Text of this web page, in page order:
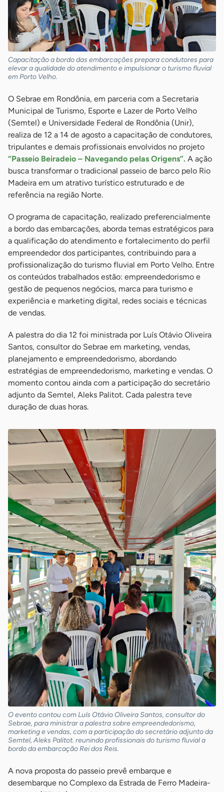
Capacitação a bordo das embarcações prepara condutores para
elevar a qualidade do atendimento e impulsionar o turismo fluvial
em Porto Velho.
O Sebrae em Rondônia, em parceria com a Secretaria
Municipal de Turismo, Esporte e Lazer de Porto Velho
(Semtel) e Universidade Federal de Rondônia (Unir),
realiza de 12 a 14 de agosto a capacitação de condutores,
tripulantes e demais profissionais envolvidos no projeto
“Passeio Beiradeio – Navegando pelas Origens”. A ação
busca transformar o tradicional passeio de barco pelo Rio
Madeira em um atrativo turístico estruturado e de
referência na região Norte.
O programa de capacitação, realizado preferencialmente
a bordo das embarcações, aborda temas estratégicos para
a qualificação do atendimento e fortalecimento do perfil
empreendedor dos participantes, contribuindo para a
profissionalização do turismo fluvial em Porto Velho. Entre
os conteúdos trabalhados estão: empreendedorismo e
gestão de pequenos negócios, marca para turismo e
experiência e marketing digital, redes sociais e técnicas
de vendas.
A palestra do dia 12 foi ministrada por Luís Otávio Oliveira
Santos, consultor do Sebrae em marketing, vendas,
planejamento e empreendedorismo, abordando
estratégias de empreendedorismo, marketing e vendas. O
momento contou ainda com a participação do secretário
adjunto da Semtel, Aleks Palitot. Cada palestra teve
duração de duas horas.
O evento contou com Luís Otávio Oliveira Santos, consultor do
Sebrae, para ministrar a palestra sobre empreendedorismo,
marketing e vendas, com a participação do secretário adjunto da
Semtel, Aleks Palitot. reunindo profissionais do turismo fluvial a
bordo da embarcação Rei dos Reis.
A nova proposta do passeio prevê embarque e
desembarque no Complexo da Estrada de Ferro Madeira-